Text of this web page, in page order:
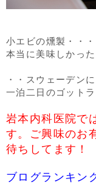
小エビの燻製・・・
本当に美味しかっ
・・スウェーデン
一泊二日のゴット
岩本内科医院で
す。ご興味のお
待ちしてます！
ブログランキン